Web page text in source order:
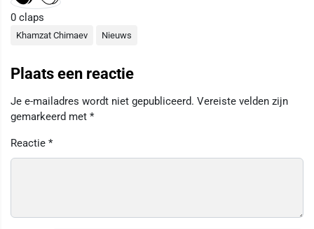
0 claps
Khamzat Chimaev Nieuws
Plaats een reactie
Je e-mailadres wordt niet gepubliceerd. Vereiste velden zijn
gemarkeerd met *
Reactie *